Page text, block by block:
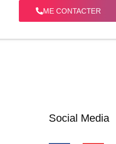
ME CONTACTER
Social Media